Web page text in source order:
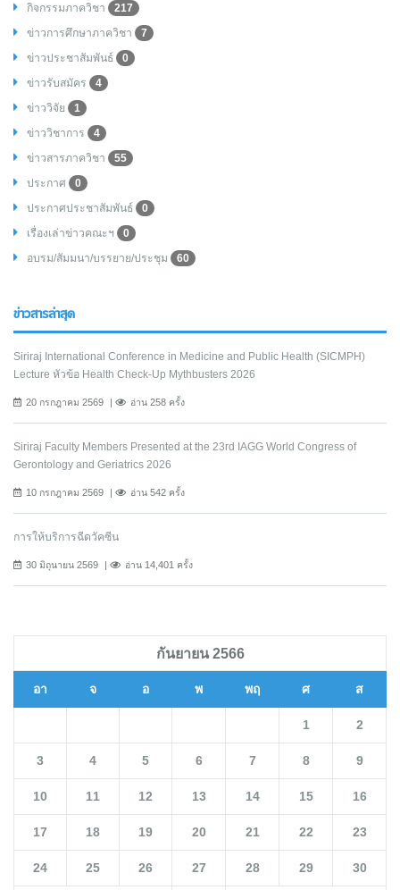
กิจกรรมภาควิชา
217
ข่าวการศึกษาภาควิชา
7
ข่าวประชาสัมพันธ์
0
ข่าวรับสมัคร
4
ข่าววิจัย
1
ข่าววิชาการ
4
ข่าวสารภาควิชา
55
ประกาศ
0
ประกาศประชาสัมพันธ์
0
เรื่องเล่าข่าวคณะฯ
0
อบรม/สัมมนา/บรรยาย/ประชุม
60
ข่าวสารล่าสุด
Siriraj International Conference in Medicine and Public Health (SICMPH)
Lecture หัวข้อ Health Check-Up Mythbusters 2026
20 กรกฎาคม 2569 อ่าน 258 ครั้ง
Siriraj Faculty Members Presented at the 23rd IAGG World Congress of
Gerontology and Geriatrics 2026
10 กรกฎาคม 2569 อ่าน 542 ครั้ง
การให้บริการฉีดวัคซีน
30 มิถุนายน 2569 อ่าน 14,401 ครั้ง
กันยายน 2566
อา จ อ พ พฤ ศ ส
1 2
3 4 5 6 7 8 9
10 11 12 13 14 15 16
17 18 19 20 21 22 23
24 25 26 27 28 29 30